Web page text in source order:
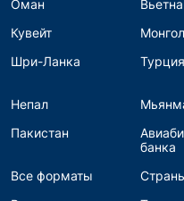
Оман
Кувейт
Шри-Ланка
Турция
Непал
Пакистан
банка
Все форматы